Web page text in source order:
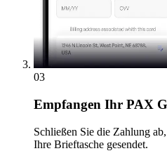
03
Empfangen Ihr PAX
Schließen Sie die Zahlung
Ihre Brieftasche gesendet.